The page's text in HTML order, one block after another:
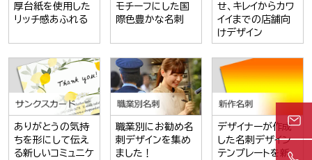
厚台紙を使用した
リッチ感あふれる
モチーフにした国
際色豊かな名刺
せ、キレイからカワ
イイまでの店舗向
けデザイン
ありがとうの気持
ちを形にして伝え
る新しいコミュニケ
職業別にお勧め名
刺デザインを集め
ました！
デザイナーが作成
した名刺デザイン
テンプレートを新